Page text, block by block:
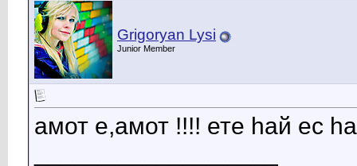
Grigoryan Lysi
Junior Member
амот е,амот !!!! ете hай ес